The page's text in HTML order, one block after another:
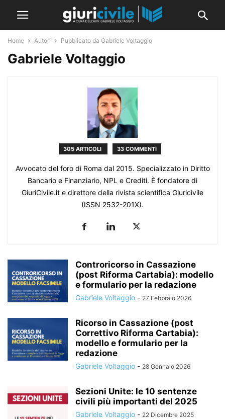
Home Autori Pubblicato da Gabriele Voltaggio
Gabriele Voltaggio
305 ARTICOLI 33 COMMENTI
Avvocato del foro di Roma dal 2015. Specializzato in Diritto
Bancario e Finanziario, NPL e Crediti. È fondatore di
GiuriCivile.it e direttore della rivista scientifica Giuricivile
(ISSN 2532-201X).
Controricorso in Cassazione
(post Riforma Cartabia): modello
e formulario per la redazione
Gabriele Voltaggio - 27 Febbraio 2026
Ricorso in Cassazione (post
Correttivo Riforma Cartabia):
modello e formulario per la
redazione
Gabriele Voltaggio - 28 Gennaio 2026
Sezioni Unite: le 10 sentenze
civili più importanti del 2025
Gabriele Voltaggio - 22 Dicembre 2025